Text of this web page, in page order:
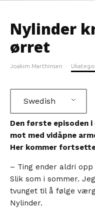
Nylinder
ørret
Joakim Marthinsen ·
Swedish
Den første episoden
mot med vidåpne
Her kommer
– Ting ender aldri
Slik som i sommer.
tvunget til å følge
Nylinder.